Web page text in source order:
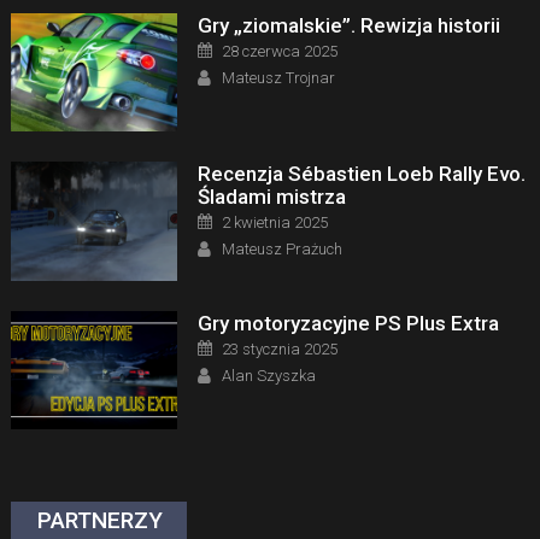
Gry „ziomalskie”. Rewizja historii
Posted on
28 czerwca 2025
Author
Mateusz Trojnar
Recenzja Sébastien Loeb Rally Evo.
Śladami mistrza
Posted on
2 kwietnia 2025
Author
Mateusz Prażuch
Gry motoryzacyjne PS Plus Extra
Posted on
23 stycznia 2025
Author
Alan Szyszka
PARTNERZY